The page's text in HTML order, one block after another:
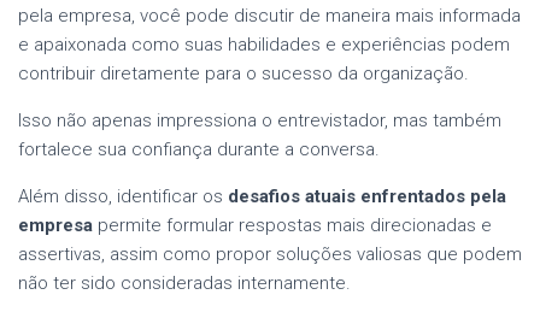
pela empresa, você pode discutir de maneira mais informada
e apaixonada como suas habilidades e experiências podem
contribuir diretamente para o sucesso da organização.
Isso não apenas impressiona o entrevistador, mas também
fortalece sua confiança durante a conversa.
Além disso, identificar os desafios atuais enfrentados pela
empresa permite formular respostas mais direcionadas e
assertivas, assim como propor soluções valiosas que podem
não ter sido consideradas internamente.